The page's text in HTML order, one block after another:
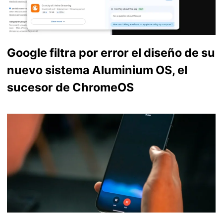
Google filtra por error el diseño de su
nuevo sistema Aluminium OS, el
sucesor de ChromeOS